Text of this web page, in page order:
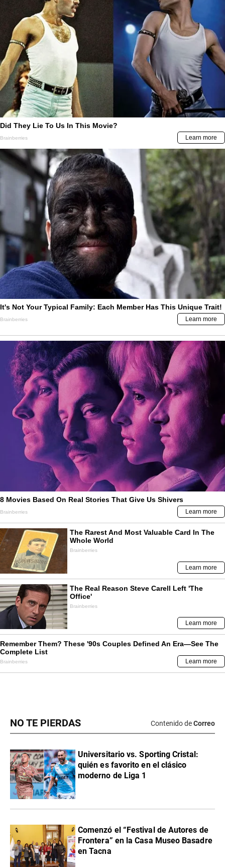
NO TE PIERDAS Contenido deCorreo
Universitario vs. Sporting Cristal:
quién es favorito en el clásico
moderno de Liga 1
Comenzó el “Festival de Autores de
Frontera” en la Casa Museo Basadre
en Tacna